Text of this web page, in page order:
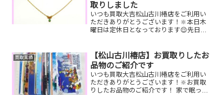
取りしました
いつも買取大吉松山古川椿店をご利用い
ただきありがとうございます！🔆本日木
曜日は定休日となっております😌先日お
ヴィトン ミュルティクレお家で眠って
いるお品物はござい...
買取実績
【松山古川椿店】お買取りしたお
品物のご紹介です
いつも買取大吉松山古川椿店をご利用い
ただきありがとうございます！🔆お買取
りしたお品物のご紹介です！ 家で眠って